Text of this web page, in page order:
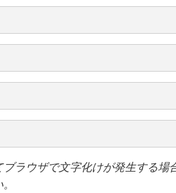
ラウザで文字化けが発生する